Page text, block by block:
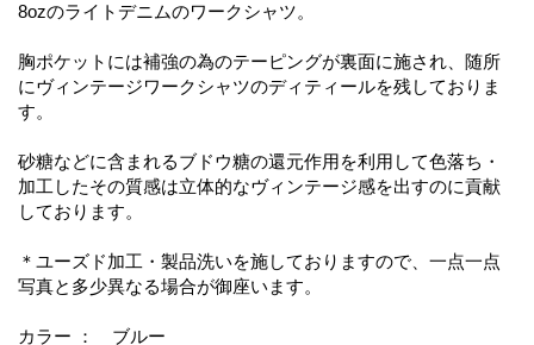
8ozのライトデニムのワークシャツ。
胸ポケットには補強の為のテーピングが裏面に施され、随所
にヴィンテージワークシャツのディティールを残しておりま
す。
砂糖などに含まれるブドウ糖の還元作用を利用して色落ち・
加工したその質感は立体的なヴィンテージ感を出すのに貢献
しております。
＊ユーズド加工・製品洗いを施しておりますので、一点一点
写真と多少異なる場合が御座います。
カラー ： ブルー